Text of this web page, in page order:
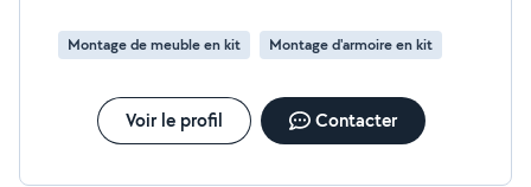
Montage de meuble en kit
Montage d'armoire en kit
Voir le profil Contacter